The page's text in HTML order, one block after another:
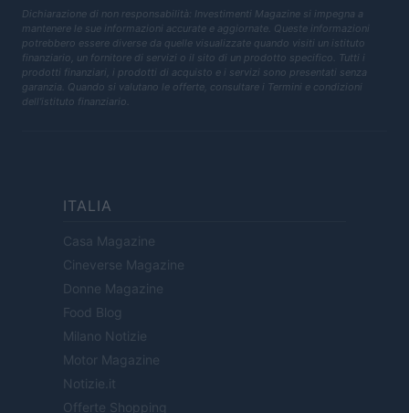
Dichiarazione di non responsabilità: Investimenti Magazine si impegna a
mantenere le sue informazioni accurate e aggiornate. Queste informazioni
potrebbero essere diverse da quelle visualizzate quando visiti un istituto
finanziario, un fornitore di servizi o il sito di un prodotto specifico. Tutti i
prodotti finanziari, i prodotti di acquisto e i servizi sono presentati senza
garanzia. Quando si valutano le offerte, consultare i Termini e condizioni
dell'istituto finanziario.
ITALIA
Casa Magazine
Cineverse Magazine
Donne Magazine
Food Blog
Milano Notizie
Motor Magazine
Notizie.it
Offerte Shopping